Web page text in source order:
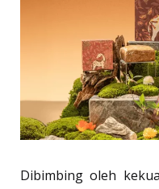
Dibimbing oleh